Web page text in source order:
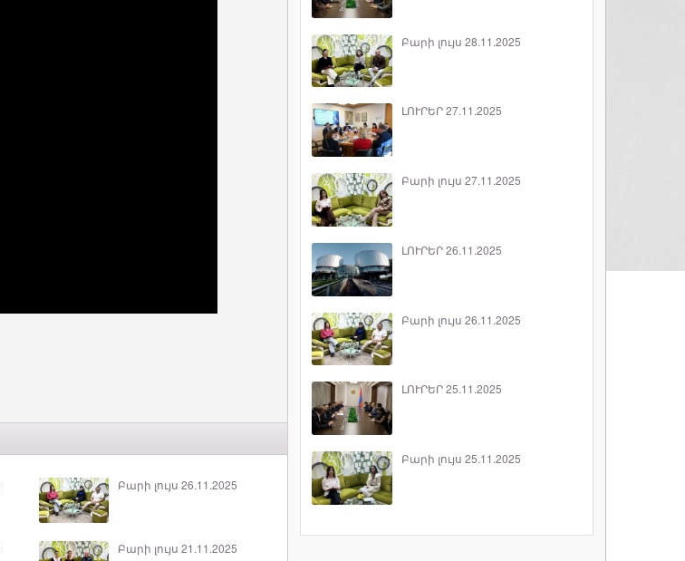
Բարի լույս 26.11.2025
Բարի լույս 21.11.2025
Բարի լույս 28.11.2025
ԼՈՒՐԵՐ 27.11.2025
Բարի լույս 27.11.2025
ԼՈՒՐԵՐ 26.11.2025
Բարի լույս 26.11.2025
ԼՈՒՐԵՐ 25.11.2025
Բարի լույս 25.11.2025